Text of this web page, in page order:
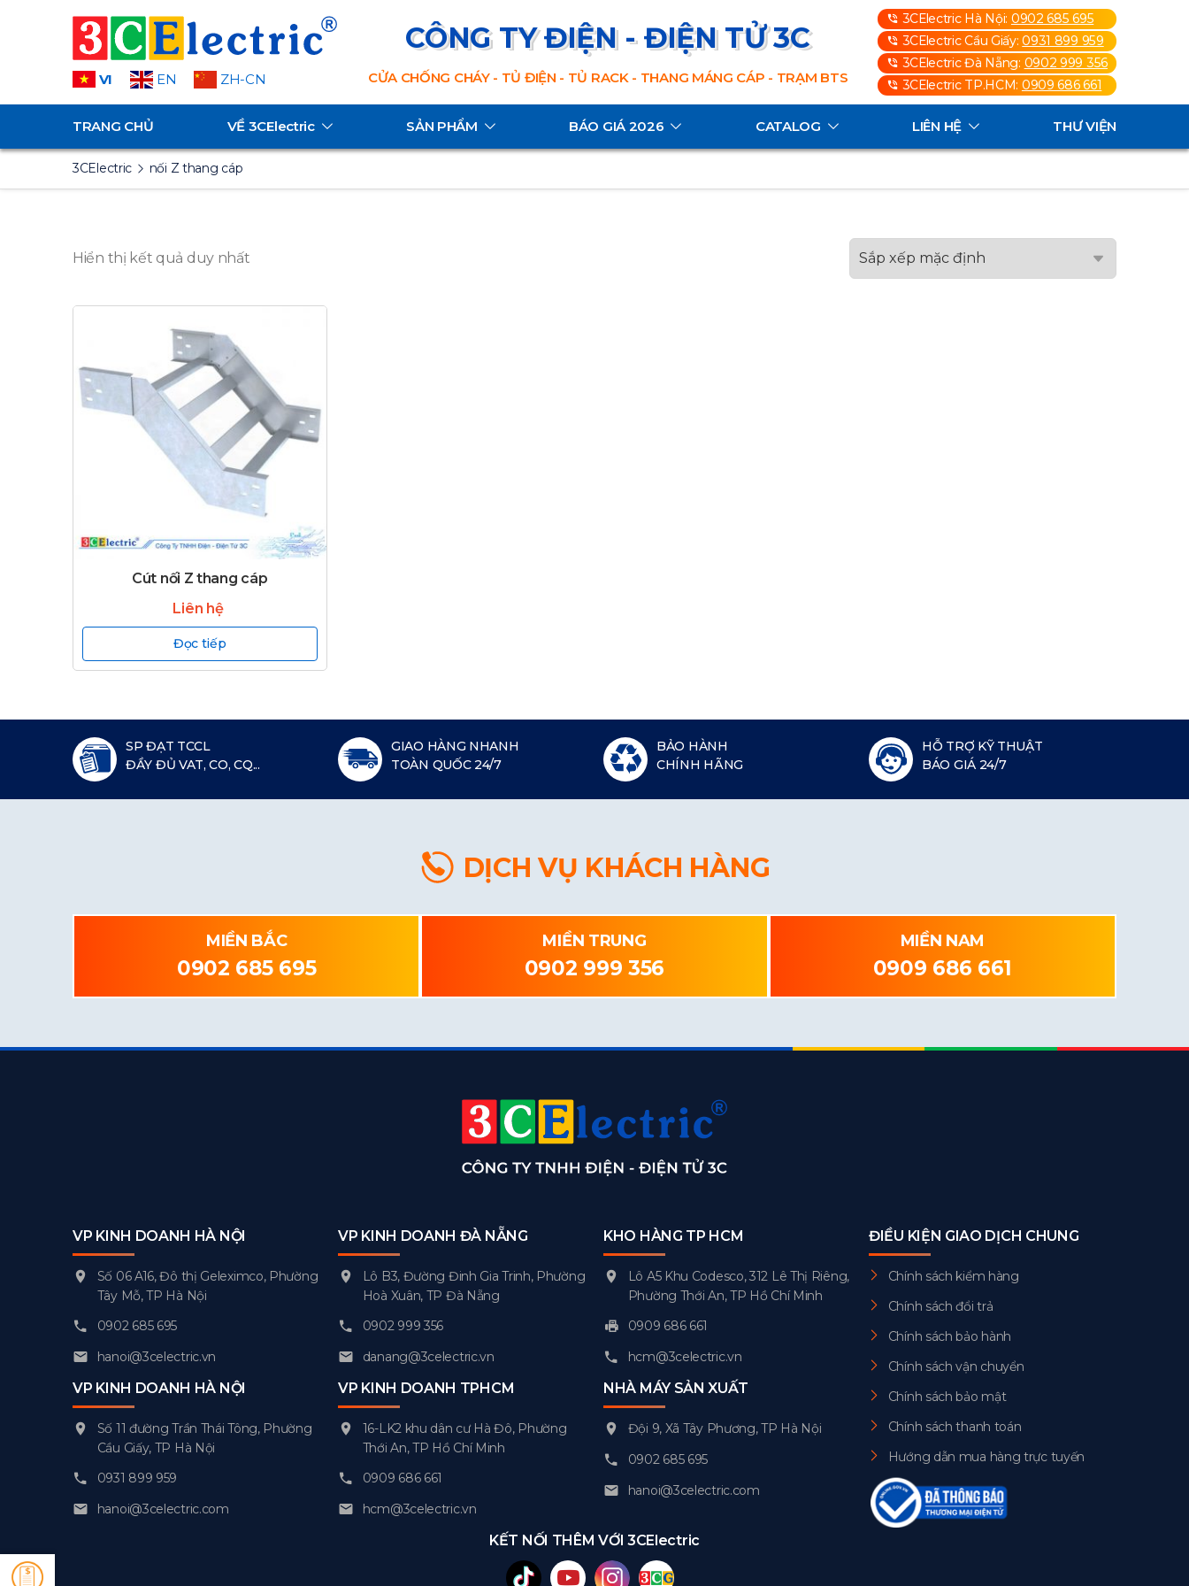
VI EN ZH-CN
CÔNG TY ĐIỆN - ĐIỆN TỬ 3C
CỬA CHỐNG CHÁY - TỦ ĐIỆN - TỦ RACK - THANG MÁNG CÁP - TRẠM BTS
3CElectric Hà Nội: 0902 685 695
3CElectric Cầu Giấy:0931 899 959
3CElectric Đà Nẵng: 0902 999 356
3CElectric TP.HCM: 0909 686 661
TRANG CHỦ VỀ 3CElectric SẢN PHẨM BÁO GIÁ 2026 CATALOG LIÊN HỆ THƯ VIỆN
3CElectric nối Z thang cáp
Hiển thị kết quả duy nhất
Cút nối Z thang cáp
Liên hệ
Đọc tiếp
SP ĐẠT TCCL
ĐẦY ĐỦ VAT, CO, CQ...
GIAO HÀNG NHANH
TOÀN QUỐC 24/7
BẢO HÀNH
CHÍNH HÃNG
HỖ TRỢ KỸ THUẬT
BÁO GIÁ 24/7
DỊCH VỤ KHÁCH HÀNG
MIỀN BẮC
0902 685 695
MIỀN TRUNG
0902 999 356
MIỀN NAM
0909 686 661
VP KINH DOANH HÀ NỘI
Số 06 A16, Đô thị Geleximco, Phường
Tây Mỗ, TP Hà Nội
0902 685 695
hanoi@3celectric.vn
VP KINH DOANH HÀ NỘI
Số 11 đường Trần Thái Tông, Phường
Cầu Giấy, TP Hà Nội
0931 899 959
hanoi@3celectric.com
VP KINH DOANH ĐÀ NẴNG
Lô B3, Đường Đinh Gia Trinh, Phường
Hoà Xuân, TP Đà Nẵng
0902 999 356
danang@3celectric.vn
VP KINH DOANH TPHCM
16-LK2 khu dân cư Hà Đô, Phường
Thới An, TP Hồ Chí Minh
0909 686 661
hcm@3celectric.vn
KHO HÀNG TP HCM
Lô A5 Khu Codesco, 312 Lê Thị Riêng,
Phường Thới An, TP Hồ Chí Minh
0909 686 661
hcm@3celectric.vn
NHÀ MÁY SẢN XUẤT
Đội 9, Xã Tây Phương, TP Hà Nội
0902 685 695
hanoi@3celectric.com
ĐIỀU KIỆN GIAO DỊCH CHUNG
Chính sách kiểm hàng
Chính sách đổi trả
Chính sách bảo hành
Chính sách vận chuyển
Chính sách bảo mật
Chính sách thanh toán
Hướng dẫn mua hàng trực tuyến
KẾT NỐI THÊM VỚI 3CElectric